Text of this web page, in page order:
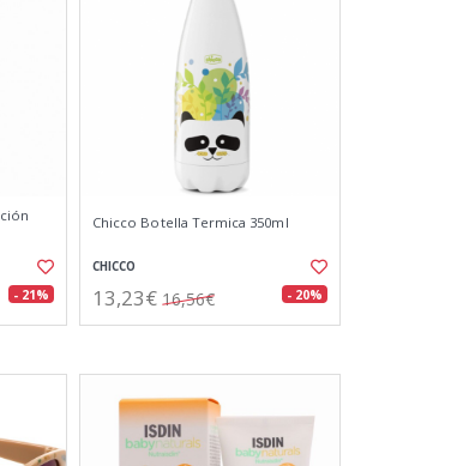
- 21%
Chicco Botella Termica 350ml
CHICCO
13,23€ 16,56€ - 20%